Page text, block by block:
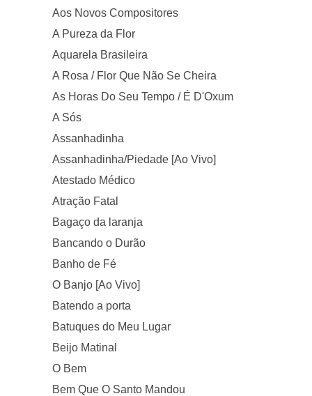
Aos Novos Compositores
A Pureza da Flor
Aquarela Brasileira
A Rosa / Flor Que Não Se Cheira
As Horas Do Seu Tempo / É D'Oxum
A Sós
Assanhadinha
Assanhadinha/Piedade [Ao Vivo]
Atestado Médico
Atração Fatal
Bagaço da laranja
Bancando o Durão
Banho de Fé
O Banjo [Ao Vivo]
Batendo a porta
Batuques do Meu Lugar
Beijo Matinal
O Bem
Bem Que O Santo Mandou